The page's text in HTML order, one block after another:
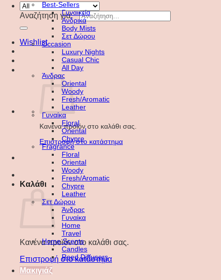
Αναζήτηση για:
Wishlist
Κανένα προϊόν στο καλάθι σας.
Επιστροφή στο κατάστημα
Καλάθι
Κανένα προϊόν στο καλάθι σας.
Επιστροφή στο κατάστημα
Best-Sellers
Γυναικεία
Ανδρικά
Body Mists
Σετ Δώρου
Occasion
Luxury Nights
Casual Chic
All Day
Άνδρας
Oriental
Woody
Fresh/Aromatic
Leather
Γυναίκα
Floral
Oriental
Chypre
Fragrance
Floral
Oriental
Woody
Fresh/Aromatic
Chypre
Leather
Σετ Δώρου
Άνδρας
Γυναίκα
Home
Travel
Home Scents
Candles
Reed Diffusers
Μακιγιάζ